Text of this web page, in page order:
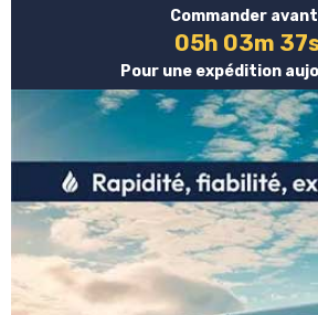
Commander
05h 03m
Pour une expédition